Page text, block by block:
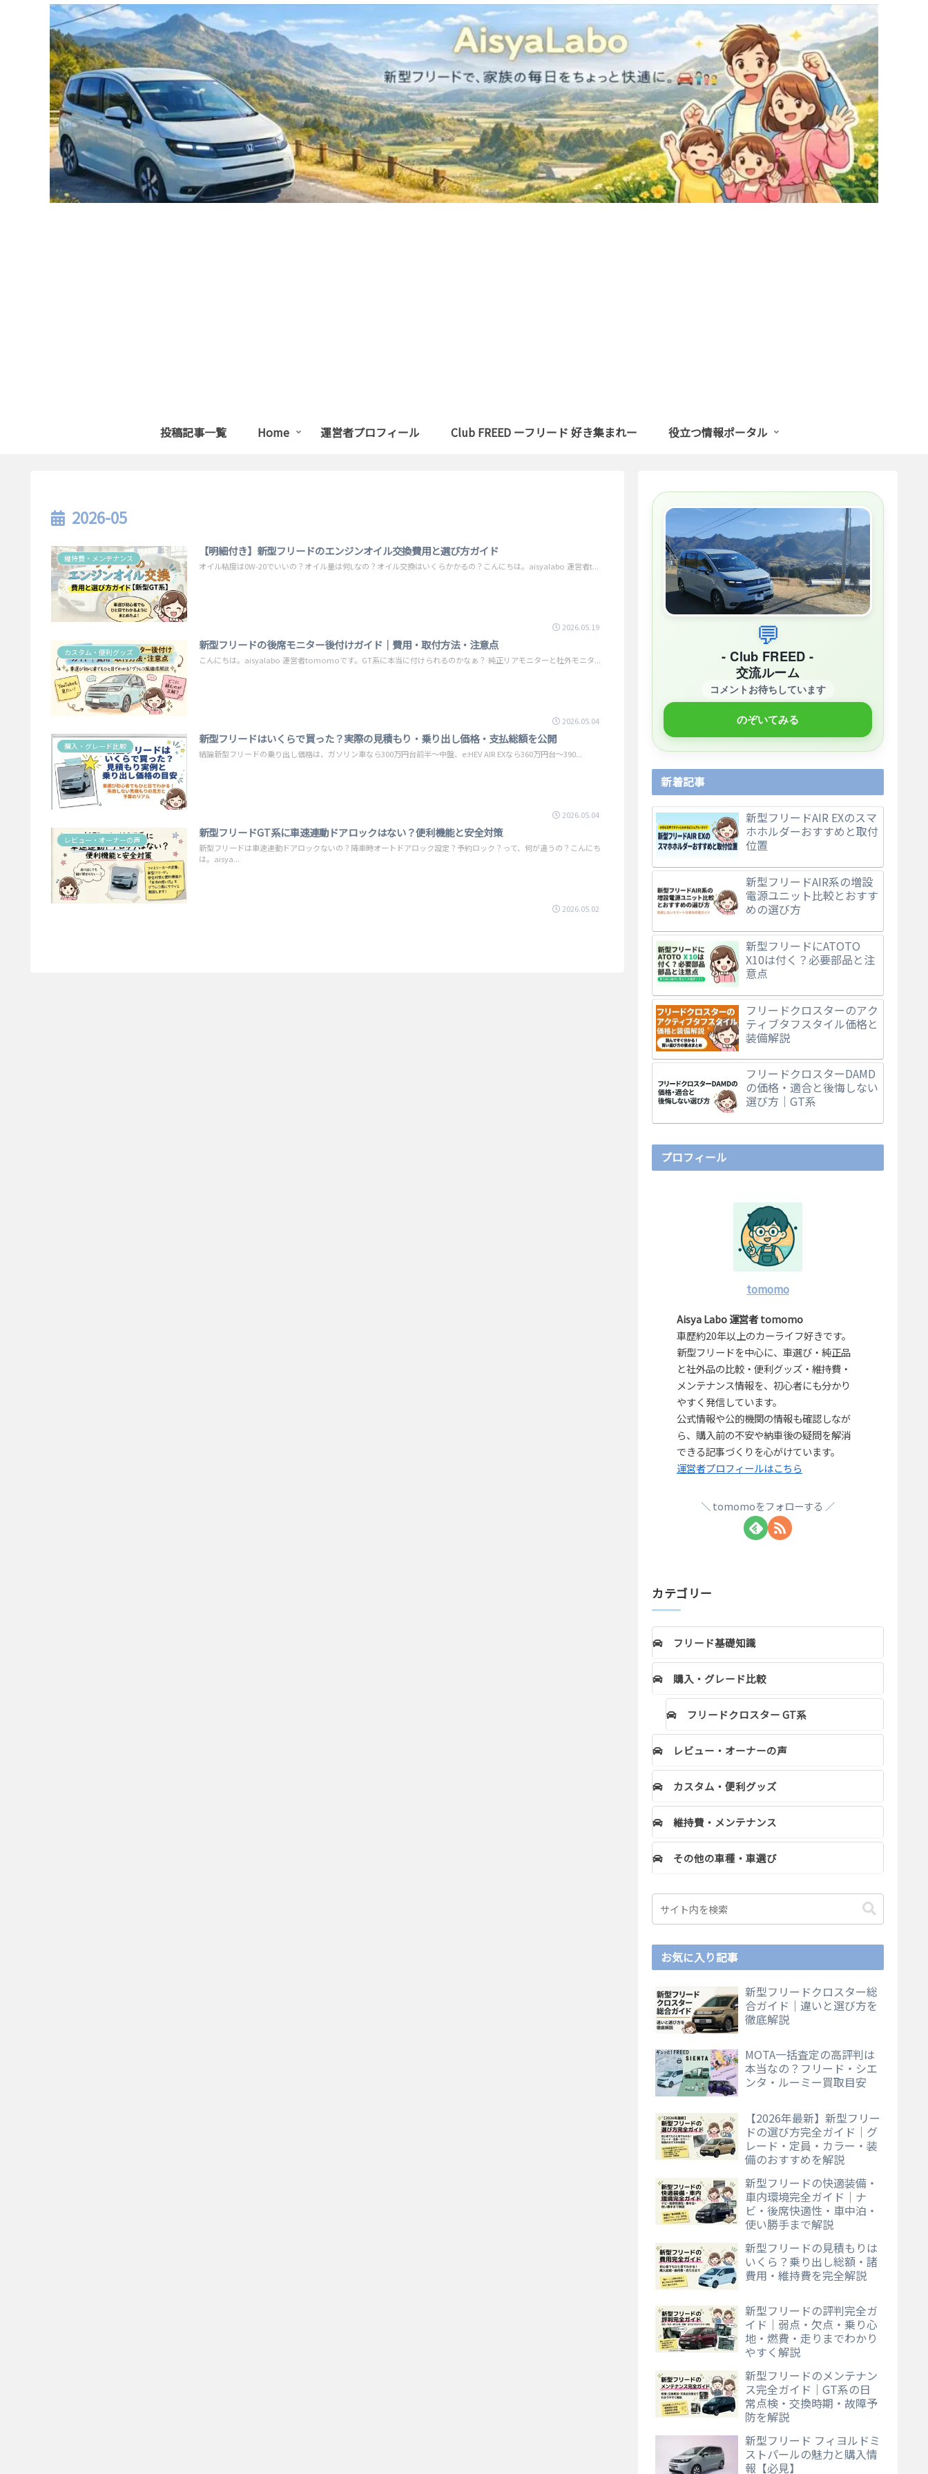
投稿記事一覧 Home 運営者プロフィール Club FREED ーフリード 好き集まれー 役立つ情報ポータル
2026-05
維持費・メンテナンス
【明細付き】新型フリードのエンジンオイル交換費用と選び方ガイド
オイル粘度は0W-20でいいの？オイル量は何Lなの？オイル交換はいくらかかるの？こんにちは。aisyalabo 運営者t...
2026.05.19
カスタム・便利グッズ
新型フリードの後席モニター後付けガイド｜費用・取付方法・注意点
こんにちは。aisyalabo 運営者tomomoです。GT系に本当に付けられるのかなぁ？ 純正リアモニターと社外モニタ...
2026.05.04
購入・グレード比較
新型フリードはいくらで買った？実際の見積もり・乗り出し価格・支払総額を公開
結論新型フリードの乗り出し価格は、ガソリン車なら300万円台前半〜中盤、e:HEV AIR EXなら360万円台〜390...
2026.05.04
レビュー・オーナーの声
新型フリードGT系に車速連動ドアロックはない？便利機能と安全対策
新型フリードは車速連動ドアロックないの？降車時オートドアロック設定？予約ロック？って、何が違うの？こんにち
は。aisya...
2026.05.02
💬
- Club FREED -
交流ルーム
コメントお待ちしています
のぞいてみる
新着記事
新型フリードAIR EXのスマ
ホホルダーおすすめと取付
位置
新型フリードAIR系の増設
電源ユニット比較とおすす
めの選び方
新型フリードにATOTO
X10は付く？必要部品と注
意点
フリードクロスターのアク
ティブタフスタイル価格と
装備解説
フリードクロスターDAMD
の価格・適合と後悔しない
選び方｜GT系
プロフィール
tomomo
Aisya Labo 運営者 tomomo
車歴約20年以上のカーライフ好きです。
新型フリードを中心に、車選び・純正品
と社外品の比較・便利グッズ・維持費・
メンテナンス情報を、初心者にも分かり
やすく発信しています。
公式情報や公的機関の情報も確認しなが
ら、購入前の不安や納車後の疑問を解消
できる記事づくりを心がけています。
運営者プロフィールはこちら
tomomoをフォローする
カテゴリー
フリード基礎知識
購入・グレード比較
フリードクロスター GT系
レビュー・オーナーの声
カスタム・便利グッズ
維持費・メンテナンス
その他の車種・車選び
お気に入り記事
新型フリードクロスター総
合ガイド｜違いと選び方を
徹底解説
MOTA一括査定の高評判は
本当なの？フリード・シエ
ンタ・ルーミー買取目安
【2026年最新】新型フリー
ドの選び方完全ガイド｜グ
レード・定員・カラー・装
備のおすすめを解説
新型フリードの快適装備・
車内環境完全ガイド｜ナ
ビ・後席快適性・車中泊・
使い勝手まで解説
新型フリードの見積もりは
いくら？乗り出し総額・諸
費用・維持費を完全解説
新型フリードの評判完全ガ
イド｜弱点・欠点・乗り心
地・燃費・走りまでわかり
やすく解説
新型フリードのメンテナン
ス完全ガイド｜GT系の日
常点検・交換時期・故障予
防を解説
新型フリード フィヨルドミ
ストパールの魅力と購入情
報【必見】